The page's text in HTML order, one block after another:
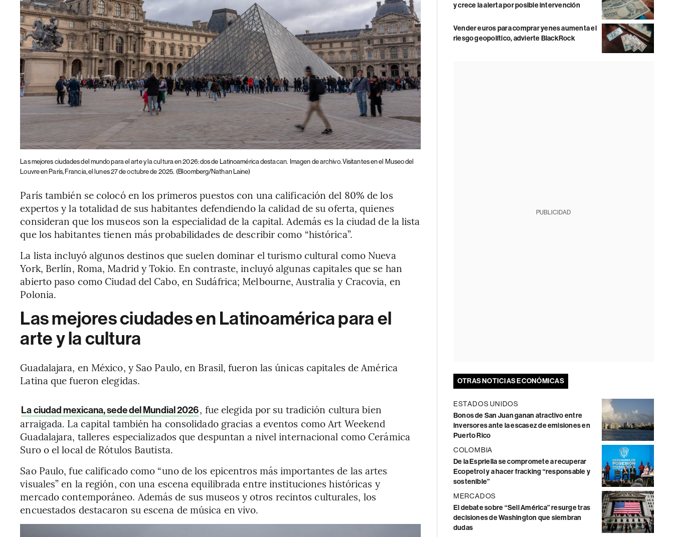
Las mejores ciudades del mundo para el arte y la cultura en 2026: dos de Latinoamérica destacan. Imagen de archivo. Visitantes en el Museo del
Louvre en París, Francia, el lunes 27 de octubre de 2025. (Bloomberg/Nathan Laine)
París también se colocó en los primeros puestos con una calificación del 80% de los
expertos y la totalidad de sus habitantes defendiendo la calidad de su oferta, quienes
consideran que los museos son la especialidad de la capital. Además es la ciudad de la lista
que los habitantes tienen más probabilidades de describir como “histórica”.
La lista incluyó algunos destinos que suelen dominar el turismo cultural como Nueva
York, Berlín, Roma, Madrid y Tokio. En contraste, incluyó algunas capitales que se han
abierto paso como Ciudad del Cabo, en Sudáfrica; Melbourne, Australia y Cracovia, en
Polonia.
Las mejores ciudades en Latinoamérica para el
arte y la cultura
Guadalajara, en México, y Sao Paulo, en Brasil, fueron las únicas capitales de América
Latina que fueron elegidas.
La ciudad mexicana, sede del Mundial 2026, fue elegida por su tradición cultura bien
arraigada. La capital también ha consolidado gracias a eventos como Art Weekend
Guadalajara, talleres especializados que despuntan a nivel internacional como Cerámica
Suro o el local de Rótulos Bautista.
Sao Paulo, fue calificado como “uno de los epicentros más importantes de las artes
visuales” en la región, con una escena equilibrada entre instituciones históricas y
mercado contemporáneo. Además de sus museos y otros recintos culturales, los
encuestados destacaron su escena de música en vivo.
y crece la alerta por posible intervención
Vender euros para comprar yenes aumenta el
riesgo geopolítico, advierte BlackRock
PUBLICIDAD
OTRAS NOTICIAS ECONÓMICAS
ESTADOS UNIDOS
Bonos de San Juan ganan atractivo entre
inversores ante la escasez de emisiones en
Puerto Rico
COLOMBIA
De la Espriella se compromete a recuperar
Ecopetrol y a hacer fracking “responsable y
sostenible”
MERCADOS
El debate sobre “Sell América” resurge tras
decisiones de Washington que siembran
dudas